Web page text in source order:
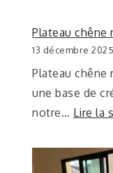
Plateau chêne
13 décembre 2025
Plateau chêne
une base de
notre… Lire la